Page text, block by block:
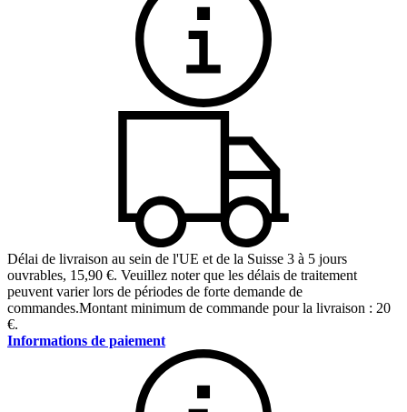
Délai de livraison au sein de l'UE et de la Suisse 3 à 5 jours
ouvrables, 15,90 €. Veuillez noter que les délais de traitement
peuvent varier lors de périodes de forte demande de
commandes.Montant minimum de commande pour la livraison : 20
€.
Informations de paiement